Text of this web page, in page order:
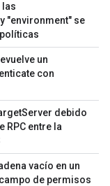
las
"environment" se
un
con
debido
RPC entre la
vacío en un
de permisos